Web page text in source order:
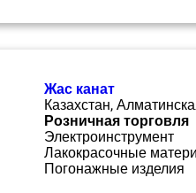
Жас канат
Казахстан,
Розничная торговля
Электроинструмент
Лакокрасочные
Погонажные изделия